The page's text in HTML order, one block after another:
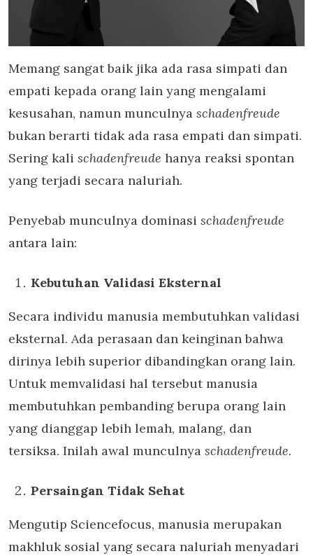
Memang sangat baik jika ada rasa simpati dan
empati kepada orang lain yang mengalami
kesusahan, namun munculnya schadenfreude
bukan berarti tidak ada rasa empati dan simpati.
Sering kali schadenfreude hanya reaksi spontan
yang terjadi secara naluriah.
Penyebab munculnya dominasi schadenfreude
antara lain:
Kebutuhan Validasi Eksternal
Secara individu manusia membutuhkan validasi
eksternal. Ada perasaan dan keinginan bahwa
dirinya lebih superior dibandingkan orang lain.
Untuk memvalidasi hal tersebut manusia
membutuhkan pembanding berupa orang lain
yang dianggap lebih lemah, malang, dan
tersiksa. Inilah awal munculnya schadenfreude.
Persaingan Tidak Sehat
Mengutip Sciencefocus, manusia merupakan
makhluk sosial yang secara naluriah menyadari